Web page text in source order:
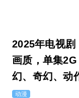
2025年电视剧
画质，单集
幻、奇幻、动
动漫